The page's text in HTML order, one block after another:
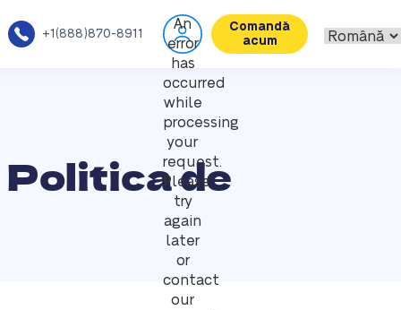
+1(888)870-8911
An
error
has
occurred
while
processing
your
request.
Please
try
again
later
or
contact
our
Comandă
acum
de